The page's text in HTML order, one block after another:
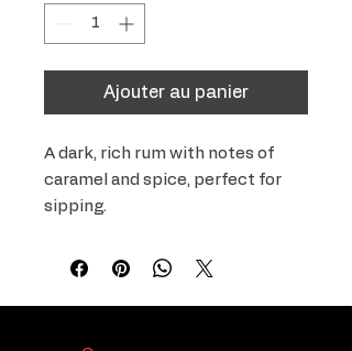
Ajouter au panier
A dark, rich rum with notes of
caramel and spice, perfect for
sipping.